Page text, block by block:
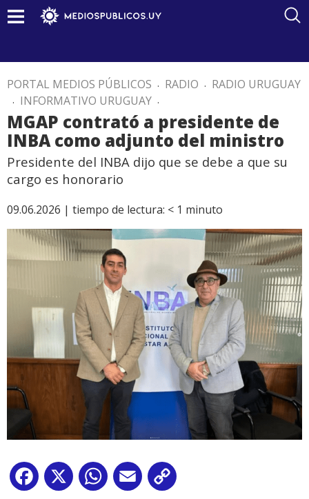
PORTAL MEDIOS PÚBLICOS . RADIO . RADIO URUGUAY
. INFORMATIVO URUGUAY .
MGAP contrató a presidente de
INBA como adjunto del ministro
Presidente del INBA dijo que se debe a que su
cargo es honorario
09.06.2026 | tiempo de lectura: < 1 minuto
Facebook
X WhatsApp
Email